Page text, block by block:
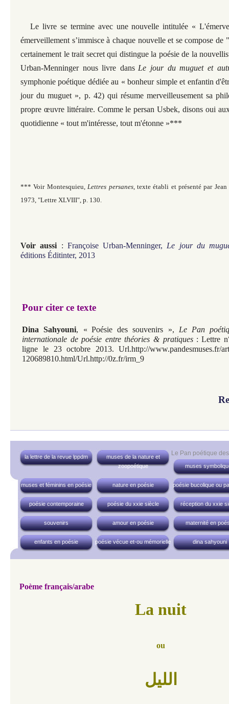
Le livre se termine avec une nouvelle intitulée «
émerveillement s’immisce à chaque nouvelle et se compose de
certainement le trait secret qui distingue la poésie de la
Urban-Menninger nous livre dans Le jour du muguet et
symphonie poétique dédiée au « bonheur simple et enfantin
jour du muguet », p. 42) qui résume merveilleusement sa
propre œuvre littéraire. Comme le persan Usbek, disons oui
quotidienne « tout m'intéresse, tout m'étonne »***
*** Voir Montesquieu, Lettres persanes, texte établi et présenté par
1973, "Lettre XLVIII", p. 130.
Voir aussi : Françoise Urban-Menninger, Le jour du
éditions Éditinter, 2013
Pour citer ce texte
Dina Sahyouni, « Poésie des souvenirs », Le Pan
internationale de poésie entre théories & pratiques: Lettre
ligne le 23 octobre 2013. Url.http://www.pandesmuses.fr/
120689810.html/Url.http://0z.fr/irm_9
Le Pan poétique
la lettre de la revue lppdm
muses de la nature et
zoopoétique
muses
muses et féminins en poésie nature en poésie poésie bucolique ou
poésie contemporaine poésie du xxie siècle réception du xxie
souvenirs amour en poésie maternité en
enfants en poésie poésie vécue et-ou mémorielle dina sahyouni
Poème français/arabe
La nuit
ou
الليل